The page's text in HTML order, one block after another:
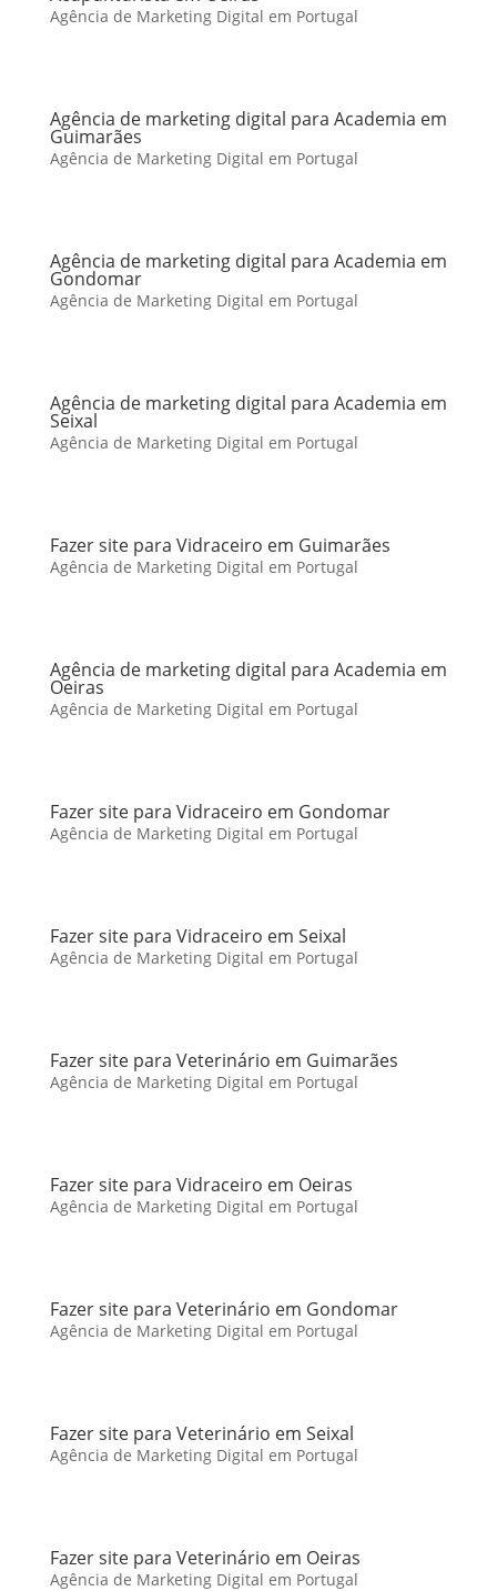
Agência de Marketing Digital em Portugal
Agência de marketing digital para Academia em
Guimarães
Agência de Marketing Digital em Portugal
Agência de marketing digital para Academia em
Gondomar
Agência de Marketing Digital em Portugal
Agência de marketing digital para Academia em
Seixal
Agência de Marketing Digital em Portugal
Fazer site para Vidraceiro em Guimarães
Agência de Marketing Digital em Portugal
Agência de marketing digital para Academia em
Oeiras
Agência de Marketing Digital em Portugal
Fazer site para Vidraceiro em Gondomar
Agência de Marketing Digital em Portugal
Fazer site para Vidraceiro em Seixal
Agência de Marketing Digital em Portugal
Fazer site para Veterinário em Guimarães
Agência de Marketing Digital em Portugal
Fazer site para Vidraceiro em Oeiras
Agência de Marketing Digital em Portugal
Fazer site para Veterinário em Gondomar
Agência de Marketing Digital em Portugal
Fazer site para Veterinário em Seixal
Agência de Marketing Digital em Portugal
Fazer site para Veterinário em Oeiras
Agência de Marketing Digital em Portugal